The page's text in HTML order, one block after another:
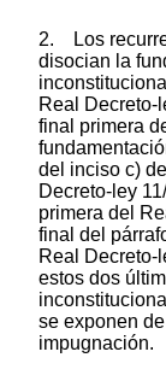
2. Los
disocian la
Real Decreto-
final primera
del inciso c)
Decreto-ley
primera del
final del
Real Decreto-
estos dos
se exponen
impugnación.